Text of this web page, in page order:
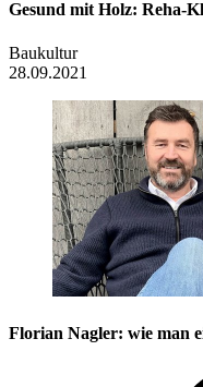
Gesund mit Holz: Reha-
Baukultur
28.09.2021
Florian Nagler: wie man